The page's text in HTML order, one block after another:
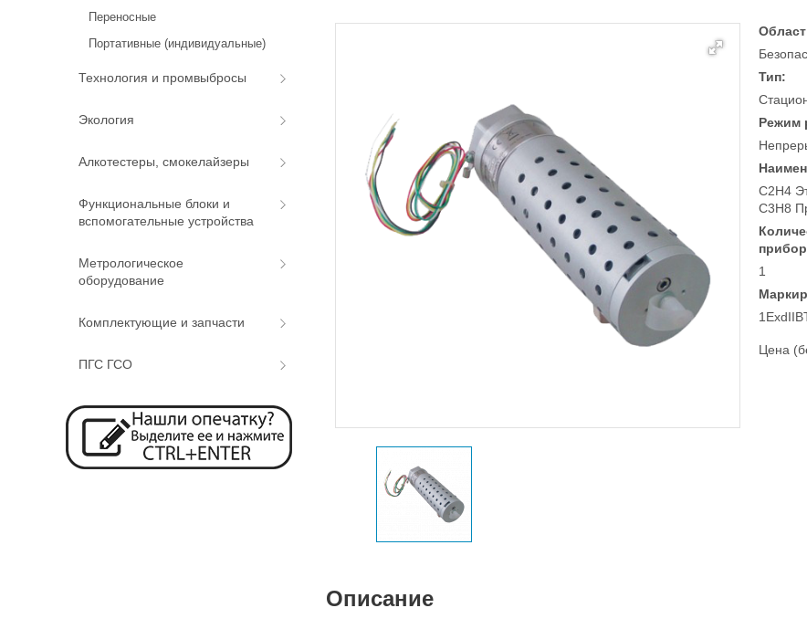
Тип:
Режим
C2H4
C3H8
1
Цена
Описание
Переносные
Портативные (индивидуальные)
Технология и промвыбросы
Экология
Алкотестеры, смокелайзеры
Функциональные блоки и
вспомогательные устройства
Метрологическое
оборудование
Комплектующие и запчасти
ПГС ГСО